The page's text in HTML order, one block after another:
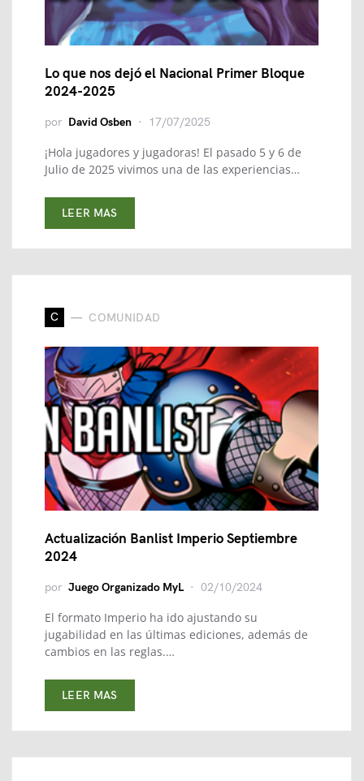
Lo que nos dejó el Nacional Primer Bloque
2024-2025
por David Osben 17/07/2025
¡Hola jugadores y jugadoras! El pasado 5 y 6 de
Julio de 2025 vivimos una de las experiencias…
LEER MAS
C COMUNIDAD
Actualización Banlist Imperio Septiembre
2024
por Juego Organizado MyL 02/10/2024
El formato Imperio ha ido ajustando su
jugabilidad en las últimas ediciones, además de
cambios en las reglas.…
LEER MAS